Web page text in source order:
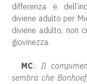
differenza e
diviene adulto per
diviene adulto, non
giovinezza.
MC.:Il
sembra che